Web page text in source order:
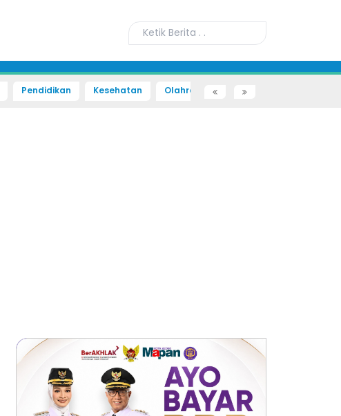
Pendidikan Kesehatan Olahraga Sains dan Teknologi